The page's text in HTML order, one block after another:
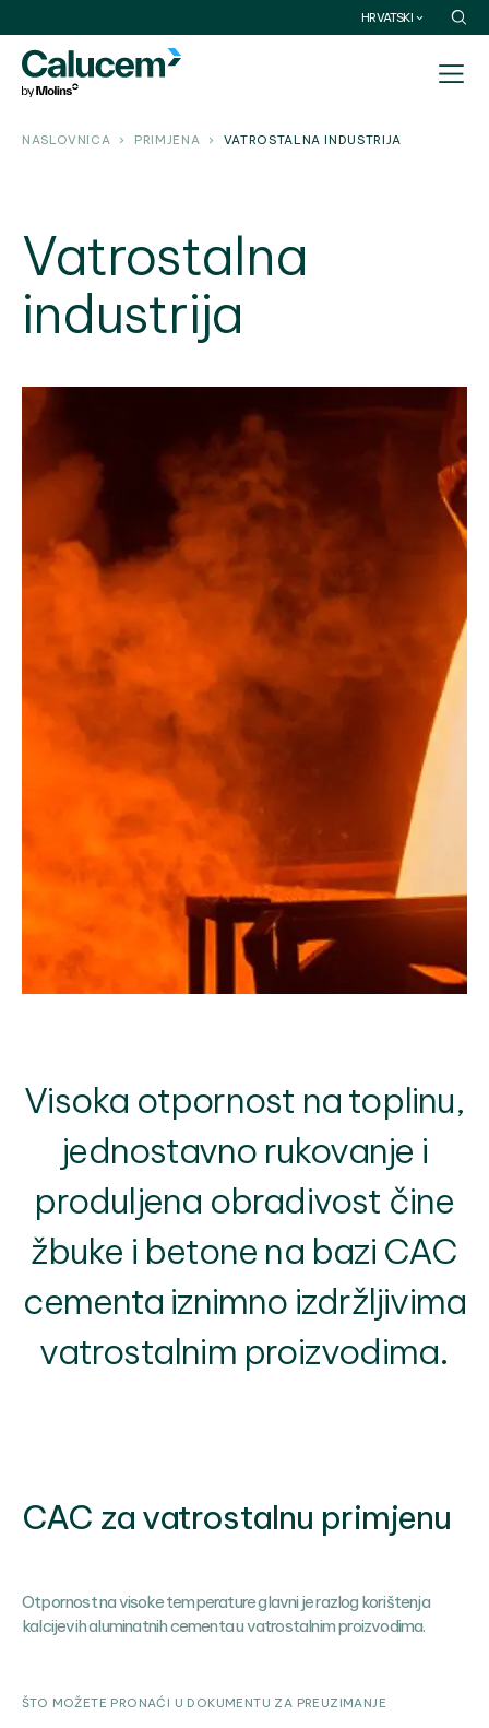
HRVATSKI
NASLOVNICA PRIMJENA VATROSTALNA INDUSTRIJA
Vatrostalna
industrija
Visoka otpornost na toplinu,
jednostavno rukovanje i
produljena obradivost čine
žbuke i betone na bazi CAC
cementa iznimno izdržljivima
vatrostalnim proizvodima.
CAC za vatrostalnu primjenu
Otpornost na visoke temperature glavni je razlog korištenja
kalcijevih aluminatnih cementa u vatrostalnim proizvodima.
ŠTO MOŽETE PRONAĆI U DOKUMENTU ZA PREUZIMANJE